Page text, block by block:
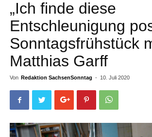
„Ich finde diese
Entschleunigung
Sonntagsfrühstück
Matthias Garff
Von Redaktion SachsenSonntag - 10. Juli 2020